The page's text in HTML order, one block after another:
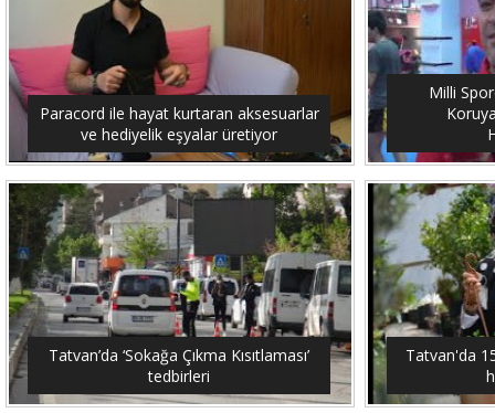
Paracord ile hayat kurtaran aksesuarlar
ve hediyelik eşyalar üretiyor
Milli
Tatvan’da ‘Sokağa Çıkma Kısıtlaması’
tedbirleri
Tatvan'da